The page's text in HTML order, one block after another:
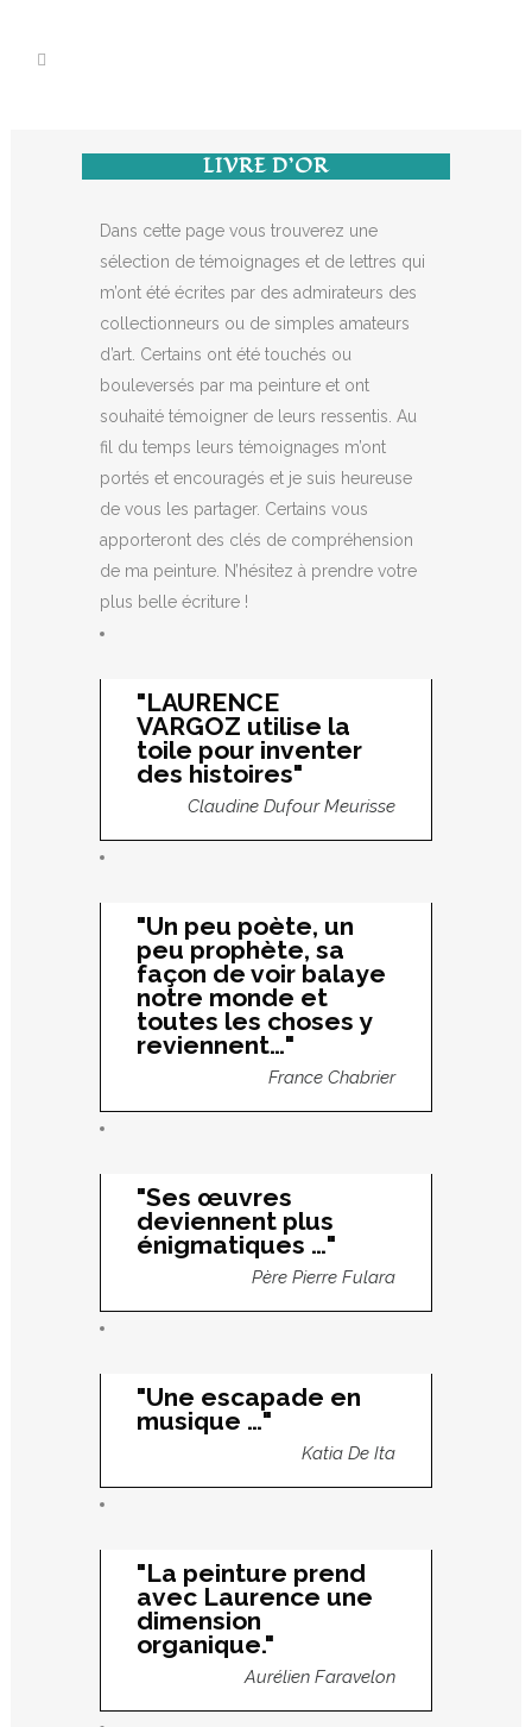
LIVRE D’OR
Dans cette page vous trouverez une
sélection de témoignages et de lettres qui
m’ont été écrites par des admirateurs des
collectionneurs ou de simples amateurs
d’art. Certains ont été touchés ou
bouleversés par ma peinture et ont
souhaité témoigner de leurs ressentis. Au
fil du temps leurs témoignages m’ont
portés et encouragés et je suis heureuse
de vous les partager. Certains vous
apporteront des clés de compréhension
de ma peinture. N’hésitez à prendre votre
plus belle écriture !
"LAURENCE
VARGOZ utilise la
toile pour inventer
des histoires"
Claudine Dufour Meurisse
"Un peu poète, un
peu prophète, sa
façon de voir balaye
notre monde et
toutes les choses y
reviennent…"
France Chabrier
"Ses œuvres
deviennent plus
énigmatiques …"
Père Pierre Fulara
"Une escapade en
musique …"
Katia De Ita
"La peinture prend
avec Laurence une
dimension
organique."
Aurélien Faravelon